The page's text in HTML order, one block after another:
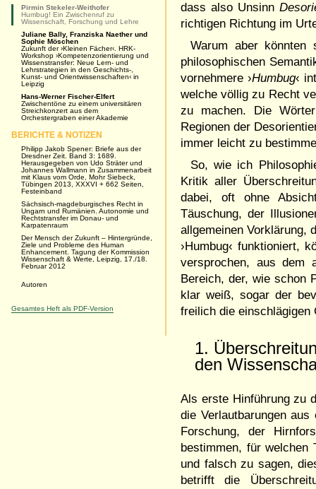
dass also Unsinn
richtigen Richtung im
Warum aber könnten
philosophischen
vornehmere ›Humbug‹
welche völlig zu Recht
zu machen. Die
Regionen der
immer leicht zu
So, wie ich
Kritik aller
dabei, oft ohne
Täuschung, der
allgemeinen Vorklärung,
›Humbug‹ funktioniert,
versprochen, aus dem
Bereich, der, wie schon
klar weiß, sogar der
freilich die
1.
den
Als erste Hinführung zu
die Verlautbarungen
Forschung, der
bestimmen, für welchen
und falsch zu sagen,
betrifft die
Pirmin Stekeler-Weithofer
Humbug! Ein Zwischenruf zu
Wissenschaft, Forschung und Lehre
Juliane Bally, Franziska Naether und
Sophie Möschen
Zukunft der ›Kleinen Fächer‹. HRK-
Workshop ›Kompetenzorientierung und
Wissenstransfer: Neue Lern- und
Lehrstrategien in den Geschichts-,
Kunst- und Orientwissenschaften‹ in
Leipzig
Hans-Werner Fischer-Elfert
Zwischentöne zu einem universitären
Streichkonzert aus dem
Orchestergraben einer Akademie
BERICHTE & NOTIZEN
Philipp Jakob Spener: Briefe aus der
Dresdner Zeit. Band 3: 1689.
Herausgegeben von Udo Sträter und
Johannes Wallmann in Zusammenarbeit
mit Klaus vom Orde, Mohr Siebeck,
Tübingen 2013, XXXVI + 662 Seiten,
Festeinband
Sächsisch-magdeburgisches Recht in
Ungarn und Rumänien. Autonomie und
Rechtstransfer im Donau- und
Karpatenraum
Der Mensch der Zukunft – Hintergründe,
Ziele und Probleme des Human
Enhancement. Tagung der Kommission
Wissenschaft & Werte, Leipzig, 17./18.
Februar 2012
Autoren
Gesamtes Heft als PDF-Version